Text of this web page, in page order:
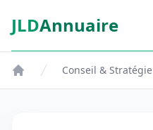
Aspect SDM
JLDAnnuaire
Conseil & Stratégie